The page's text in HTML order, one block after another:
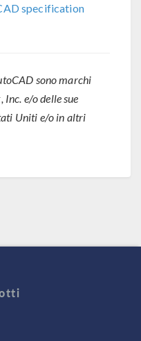
specification
sono marchi
e/o delle sue
Uniti e/o in altri